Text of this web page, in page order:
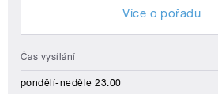
Více o pořadu
Čas vysílání
pondělí-neděle 23:00